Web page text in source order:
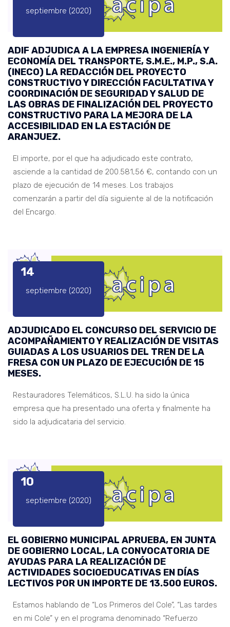
septiembre (2020)
ADIF ADJUDICA A LA EMPRESA INGENIERÍA Y
ECONOMÍA DEL TRANSPORTE, S.M.E., M.P., S.A.
(INECO) LA REDACCIÓN DEL PROYECTO
CONSTRUCTIVO Y DIRECCIÓN FACULTATIVA Y
COORDINACIÓN DE SEGURIDAD Y SALUD DE
LAS OBRAS DE FINALIZACIÓN DEL PROYECTO
CONSTRUCTIVO PARA LA MEJORA DE LA
ACCESIBILIDAD EN LA ESTACIÓN DE
ARANJUEZ.
El importe, por el que ha adjudicado este contrato,
asciende a la cantidad de 200.581,56 €, contando con un
plazo de ejecución de 14 meses. Los trabajos
comenzarán a partir del día siguiente al de la notificación
del Encargo.
14
septiembre (2020)
ADJUDICADO EL CONCURSO DEL SERVICIO DE
ACOMPAÑAMIENTO Y REALIZACIÓN DE VISITAS
GUIADAS A LOS USUARIOS DEL TREN DE LA
FRESA CON UN PLAZO DE EJECUCIÓN DE 15
MESES.
Restauradores Telemáticos, S.L.U. ha sido la única
empresa que ha presentado una oferta y finalmente ha
sido la adjudicataria del servicio.
10
septiembre (2020)
EL GOBIERNO MUNICIPAL APRUEBA, EN JUNTA
DE GOBIERNO LOCAL, LA CONVOCATORIA DE
AYUDAS PARA LA REALIZACIÓN DE
ACTIVIDADES SOCIOEDUCATIVAS EN DÍAS
LECTIVOS POR UN IMPORTE DE 13.500 EUROS.
Estamos hablando de “Los Primeros del Cole”, “Las tardes
en mi Cole” y en el programa denominado “Refuerzo